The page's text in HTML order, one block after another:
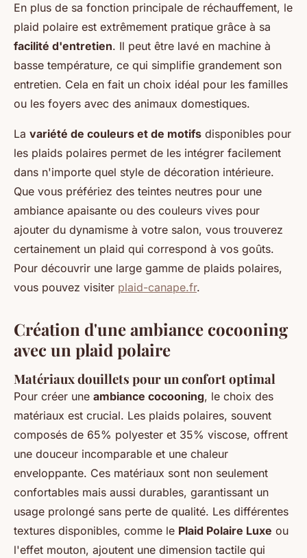
En plus de sa fonction principale de réchauffement, le
plaid polaire est extrêmement pratique grâce à sa
facilité d'entretien. Il peut être lavé en machine à
basse température, ce qui simplifie grandement son
entretien. Cela en fait un choix idéal pour les familles
ou les foyers avec des animaux domestiques.
La variété de couleurs et de motifs disponibles pour
les plaids polaires permet de les intégrer facilement
dans n'importe quel style de décoration intérieure.
Que vous préfériez des teintes neutres pour une
ambiance apaisante ou des couleurs vives pour
ajouter du dynamisme à votre salon, vous trouverez
certainement un plaid qui correspond à vos goûts.
Pour découvrir une large gamme de plaids polaires,
vous pouvez visiter plaid-canape.fr.
Création d'une ambiance cocooning
avec un plaid polaire
Matériaux douillets pour un confort optimal
Pour créer une ambiance cocooning, le choix des
matériaux est crucial. Les plaids polaires, souvent
composés de 65% polyester et 35% viscose, offrent
une douceur incomparable et une chaleur
enveloppante. Ces matériaux sont non seulement
confortables mais aussi durables, garantissant un
usage prolongé sans perte de qualité. Les différentes
textures disponibles, comme le Plaid Polaire Luxe ou
l'effet mouton, ajoutent une dimension tactile qui